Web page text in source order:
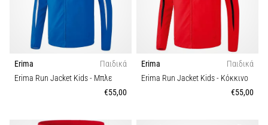
Erima
Παιδικά
Erima Run Jacket Kids- Μπλε
€55,00
Erima
Παιδικά
Erima Run Jacket Kids- Κόκκινο
€55,00